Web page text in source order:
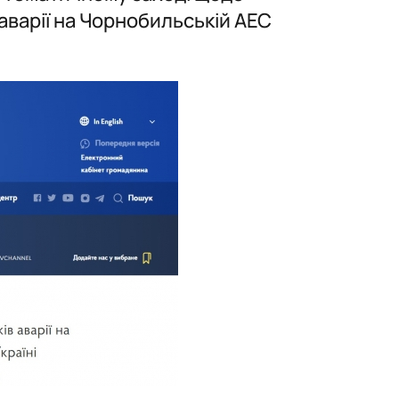
та міжгрупової комунікаці…
на Чорнобильській АЕС